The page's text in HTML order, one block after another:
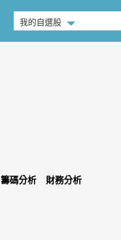
我的自選股
籌碼分析 財務分析